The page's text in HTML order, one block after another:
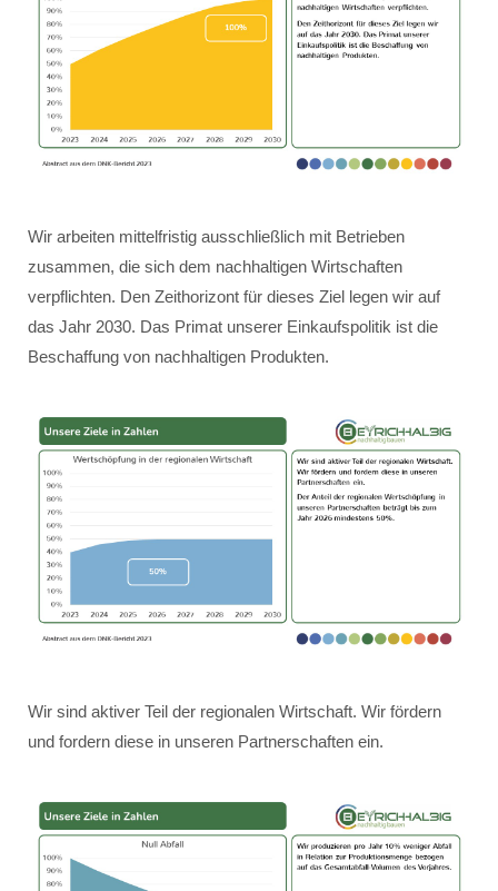
Wir arbeiten mittelfristig ausschließlich mit Betrieben
zusammen, die sich dem nachhaltigen Wirtschaften
verpflichten. Den Zeithorizont für dieses Ziel legen wir auf
das Jahr 2030. Das Primat unserer Einkaufspolitik ist die
Beschaffung von nachhaltigen Produkten.
Wir sind aktiver Teil der regionalen Wirtschaft. Wir fördern
und fordern diese in unseren Partnerschaften ein.